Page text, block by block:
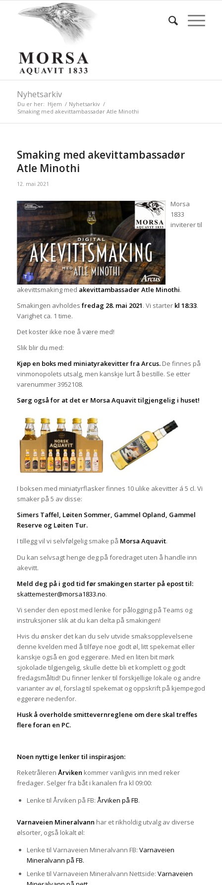
Nyhetsarkiv
Du er her: Hjem / Nyhetsarkiv /
Smaking med akevittambassadør Atle Minothi
Smaking med akevittambassadør
Atle Minothi
12. mai 2021
Morsa
1833
inviterer til
akevittsmaking med akevittambassadør Atle Minothi.
Smakingen avholdes fredag 28. mai 2021. Vi starter kl 18:33.
Varighet ca. 1 time.
Det koster ikke noe å være med!
Slik blir du med:
Kjøp en boks med miniatyrakevitter fra Arcus.De finnes på
vinmonopolets utsalg, men kanskje lurt å bestille. Se etter
varenummer 3952108.
Sørg også for at det er Morsa Aquavit tilgjengelig i huset!
I boksen med miniatyrflasker finnes 10 ulike akevitter á 5 cl. Vi
smaker på 5 av disse:
Simers Taffel, Løiten Sommer, Gammel Opland, Gammel
Reserve og Løiten Tur.
I tillegg vil vi selvfølgelig smake på Morsa Aquavit.
Du kan selvsagt henge deg på foredraget uten å handle inn
akevitt.
Meld deg på i god tid før smakingen starter på epost til:
skattemester@morsa1833.no.
Vi sender den epost med lenke for pålogging på Teams og
instruksjoner slik at du kan delta på smakingen!
Hvis du ønsker det kan du selv utvide smaksopplevelsene
denne kvelden med å tilføye noe godt øl, litt spekemat eller
kanskje også en god eggerøre. Med en liten bit mørk
sjokolade tilgjengelig, skulle dette bli et komplett og godt
fredagsmåltid! Du finner lenker til forskjellige lokale og andre
varianter av øl, forslag til spekemat og oppskrift på kjempegod
eggerøre nedenfor.
Husk å overholde smittevernreglene om dere skal treffes
flere foran en PC.
Noen nyttige lenker til inspirasjon:
Reketråleren Årviken kommer vanligvis inn med reker
fredager. Selger fra båt i kanalen fra kl 09:00:
Lenke til Årviken på FB: Årviken på FB.
Varnaveien Mineralvann har et rikholdig utvalg av diverse
ølsorter, også lokalt øl:
Lenke til Varnaveien Mineralvann FB: Varnaveien
Mineralvann på FB.
Lenke til Varnaveien Mineralvann Nettside: Varnaveien